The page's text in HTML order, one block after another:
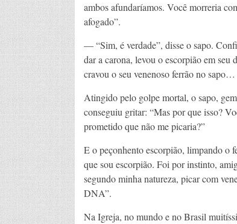
ambos afundaríamos. Você morreria
afogado”.
— “Sim, é verdade”, disse o sapo.
dar a carona, levou o escorpião em seu
cravou o seu venenoso ferrão no sapo…
Atingido pelo golpe mortal, o sapo,
conseguiu gritar: “Mas por que isso?
prometido que não me picaria?”
E o peçonhento escorpião, limpando o
que sou escorpião. Foi por instinto,
segundo minha natureza, picar com
DNA”.
Na Igreja, no mundo e no Brasil